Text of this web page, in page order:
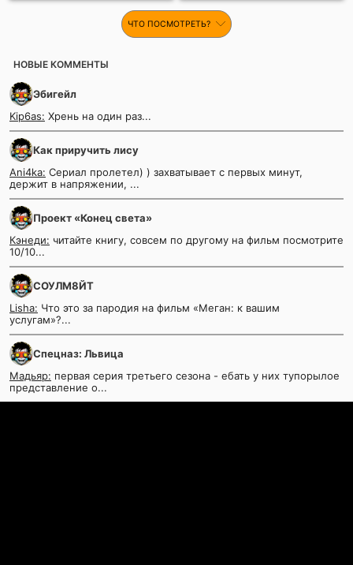
ЧТО ПОСМОТРЕТЬ?
НОВЫЕ КОММЕНТЫ
Эбигейл
Kip6as: Хрень на один раз...
Как приручить лису
Ani4ka: Сериал пролетел) ) захватывает с первых минут,
держит в напряжении, ...
Проект «Конец света»
Кэнеди: читайте книгу, совсем по другому на фильм посмотрите
10/10...
СОУЛМ8ЙТ
Lisha: Что это за пародия на фильм «Меган: к вашим
услугам»?...
Спецназ: Львица
Мадьяр: первая серия третьего сезона - ебать у них тупорылое
представление о...